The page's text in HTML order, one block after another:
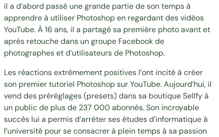
il a d’abord passé une grande partie de son temps à
apprendre à utiliser Photoshop en regardant des vidéos
YouTube. À 16 ans, il a partagé sa première photo avant et
après retouche dans un groupe Facebook de
photographes et d’utilisateurs de Photoshop.
Les réactions extrêmement positives l’ont incité à créer
son premier tutoriel Photoshop sur YouTube. Aujourd’hui, il
vend des préréglages (presets) dans sa boutique Sellfy à
un public de plus de 237 000 abonnés. Son incroyable
succès lui a permis d’arrêter ses études d’informatique à
l’université pour se consacrer à plein temps à sa passion